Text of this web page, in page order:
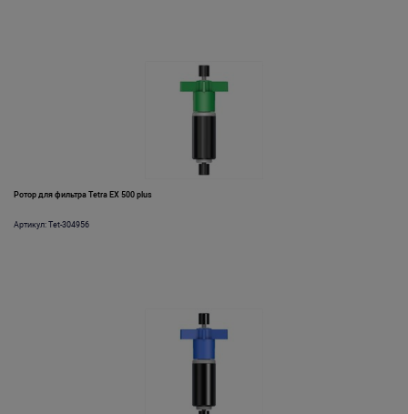
Ротор для фильтра Tetra EX 500 plus
Артикул: Tet-304956